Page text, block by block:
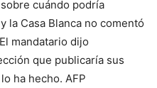
cuándo podría
la Casa Blanca no comentó
mandatario dijo
que publicaría sus
ha hecho. AFP